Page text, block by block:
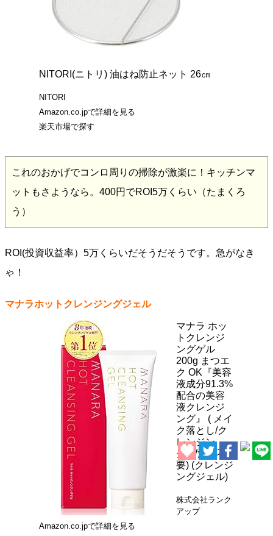
NITORI(ニトリ) 油はね防止ネット 26㎝
NITORI
Amazon.co.jpで詳細を見る
楽天市場で探す
これのおかげでコンロ周りの掃除が激楽に！キッチンマ
ットもさようなら。400円でROI5万くらい（たまくろ
う）
ROI(投資収益率）5万くらいだそうだそうです。急がなき
ゃ！
マナラホットクレンジングジェル
マナラ ホッ
トクレンジ
ングゲル
200g まつエ
ク OK『美容
液成分91.3%
配合の美容
液クレンジ
ング』 ( メイ
ク落とし/ク
レンジン
グ/W洗顔不
要) (クレンジ
ングジェル)
株式会社ランク
アップ
Amazon.co.jpで詳細を見る